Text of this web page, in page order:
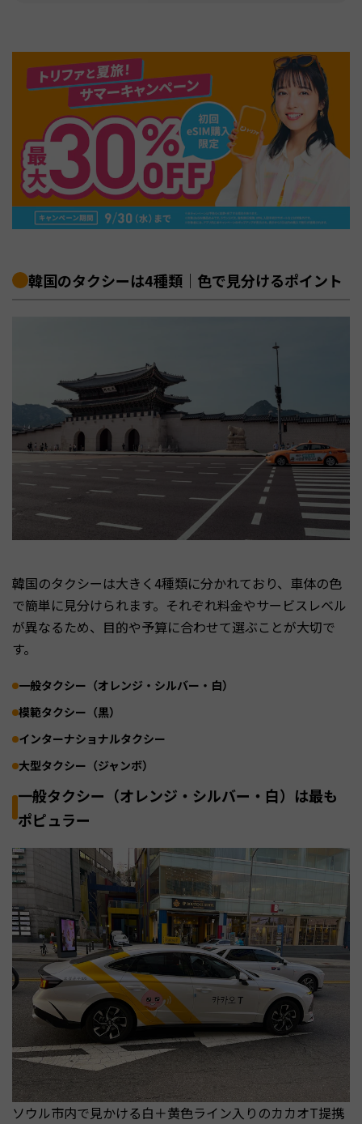
韓国のタクシーは4種類｜色で見分けるポイント
韓国のタクシーは大きく4種類に分かれており、車体の色
で簡単に見分けられます。それぞれ料金やサービスレベル
が異なるため、目的や予算に合わせて選ぶことが大切で
す。
一般タクシー（オレンジ・シルバー・白）
模範タクシー（黒）
インターナショナルタクシー
大型タクシー（ジャンボ）
一般タクシー（オレンジ・シルバー・白）は最も
ポピュラー
ソウル市内で見かける白＋黄色ライン入りのカカオT提携